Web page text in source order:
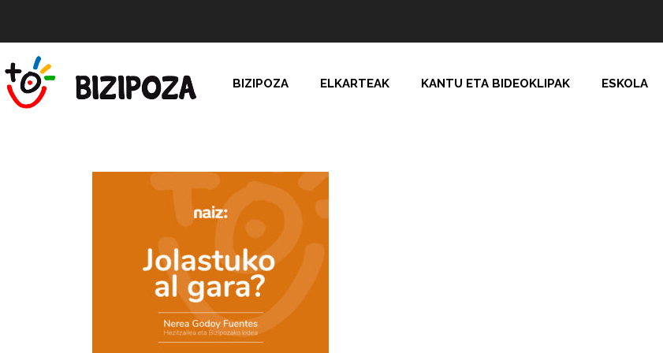
BIZIPOZA ELKARTEAK KANTU ETA BIDEOKLIPAK ESKOLA